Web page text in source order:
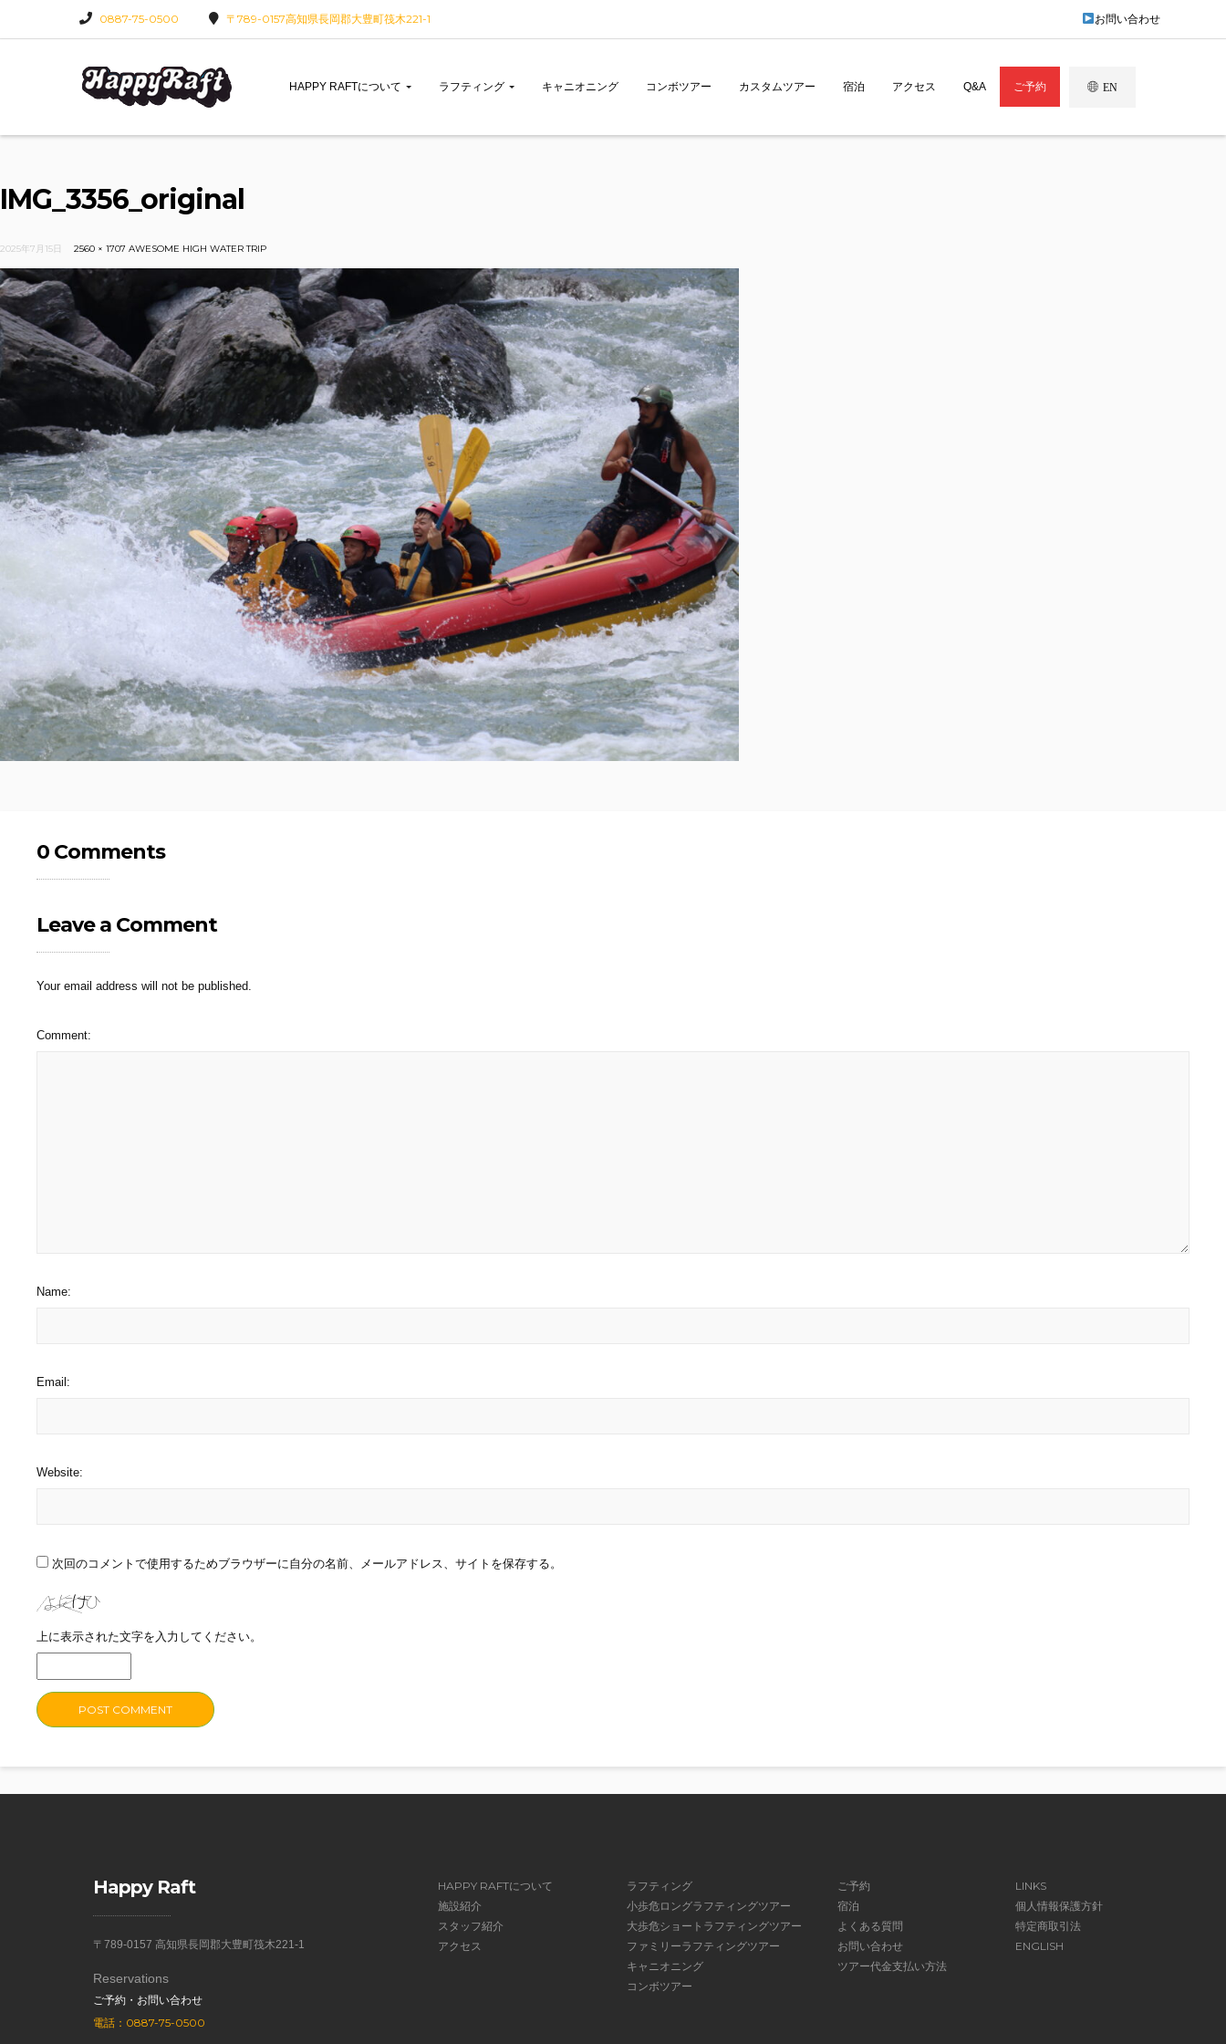
0887-75-0500 〒789-0157高知県長岡郡大豊町筏木221-1 お問い合わせ
HAPPY RAFTについて ラフティング キャニオニング コンボツアー カスタムツアー 宿泊 アクセス Q&A ご予約 EN
IMG_3356_original
2025年7月15日 2560 × 1707 AWESOME HIGH WATER TRIP
0 Comments
Leave a Comment
Your email address will not be published.
Comment:
Name:
Email:
Website:
次回のコメントで使用するためブラウザーに自分の名前、メールアドレス、サイトを保存する。
上に表示された文字を入力してください。
Happy Raft
〒789-0157 高知県長岡郡大豊町筏木221-1
Reservations
ご予約・お問い合わせ
電話：0887-75-0500
HAPPY RAFTについて
施設紹介
スタッフ紹介
アクセス
ラフティング
小歩危ロングラフティングツアー
大歩危ショートラフティングツアー
ファミリーラフティングツアー
キャニオニング
コンボツアー
ご予約
宿泊
よくある質問
お問い合わせ
ツアー代金支払い方法
LINKS
個人情報保護方針
特定商取引法
ENGLISH